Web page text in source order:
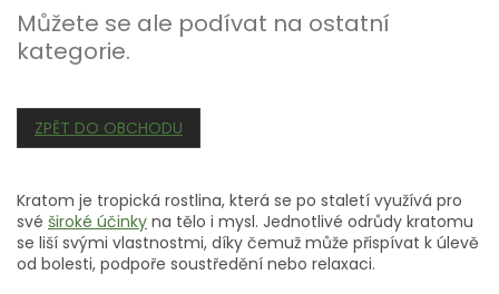
Můžete se ale podívat na ostatní
kategorie.
ZPĚT DO OBCHODU
Kratom je tropická rostlina, která se po staletí využívá pro
své široké účinky na tělo i mysl. Jednotlivé odrůdy kratomu
se liší svými vlastnostmi, díky čemuž může přispívat k úlevě
od bolesti, podpoře soustředění nebo relaxaci.